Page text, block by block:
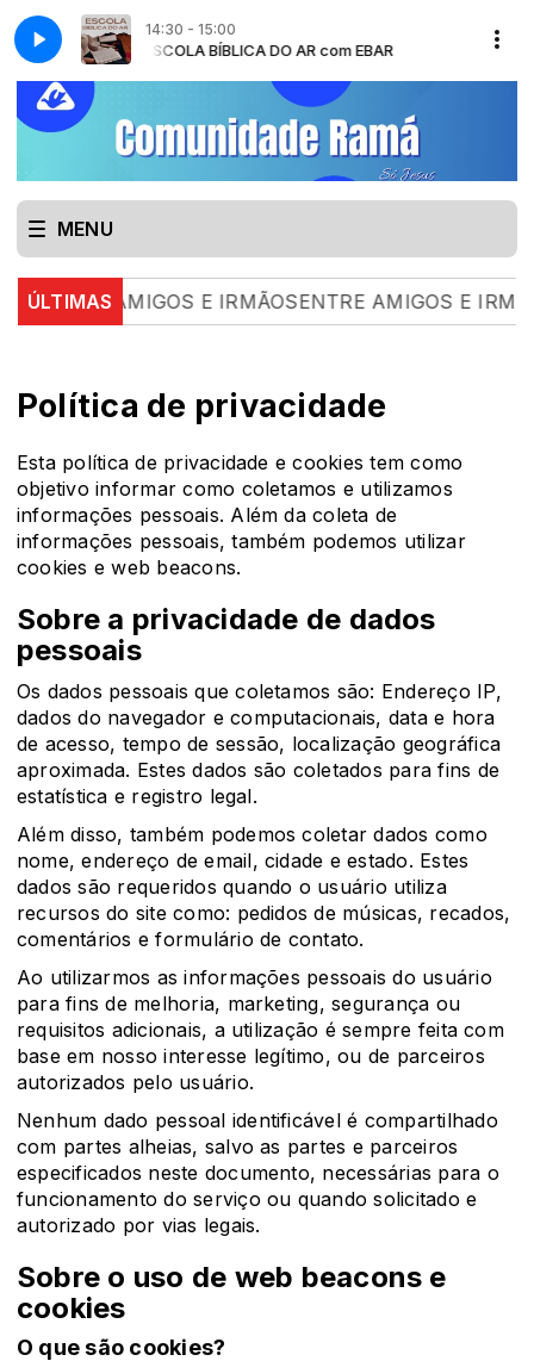
14:30 - 15:00
EBAR ESCOLA BÍBLICA DO AR com EBAR
MENU
ÚLTIMAS
ENTRE AMIGOS E IRMÃOSENTRE AMIGOS E
Política de privacidade
Esta política de privacidade e cookies tem como
objetivo informar como coletamos e utilizamos
informações pessoais. Além da coleta de
informações pessoais, também podemos utilizar
cookies e web beacons.
Sobre a privacidade de dados
pessoais
Os dados pessoais que coletamos são: Endereço IP,
dados do navegador e computacionais, data e hora
de acesso, tempo de sessão, localização geográfica
aproximada. Estes dados são coletados para fins de
estatística e registro legal.
Além disso, também podemos coletar dados como
nome, endereço de email, cidade e estado. Estes
dados são requeridos quando o usuário utiliza
recursos do site como: pedidos de músicas, recados,
comentários e formulário de contato.
Ao utilizarmos as informações pessoais do usuário
para fins de melhoria, marketing, segurança ou
requisitos adicionais, a utilização é sempre feita com
base em nosso interesse legítimo, ou de parceiros
autorizados pelo usuário.
Nenhum dado pessoal identificável é compartilhado
com partes alheias, salvo as partes e parceiros
especificados neste documento, necessárias para o
funcionamento do serviço ou quando solicitado e
autorizado por vias legais.
Sobre o uso de web beacons e
cookies
O que são cookies?